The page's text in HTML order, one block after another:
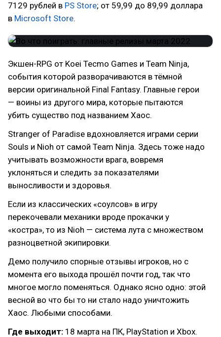
7129 рублей в PS Store; от 59,99 до 89,99 доллара
в Microsoft Store.
Экшен-RPG от Koei Tecmo Games и Team Ninja,
события которой разворачиваются в тёмной
версии оригинальной Final Fantasy. Главные герои
— воины из другого мира, которые пытаются
убить существо под названием Хаос.
Stranger of Paradise вдохновляется играми серии
Souls и Nioh от самой Team Ninja. Здесь тоже надо
учитывать возможности врага, вовремя
уклоняться и следить за показателями
выносливости и здоровья.
Если из классических «соулсов» в игру
перекочевали механики вроде прокачки у
«костра», то из Nioh — система лута с множеством
разноцветной экипировки.
Демо получило спорные отзывы игроков, но с
момента его выхода прошёл почти год, так что
многое могло поменяться. Однако ясно одно: этой
весной во что бы то ни стало надо уничтожить
Хаос. Любыми способами.
Где выходит: 18 марта на ПК, PlayStation и Xbox.